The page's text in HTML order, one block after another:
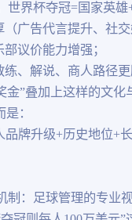
世界杯夺冠=国家英雄
广告代言提升、社交
议价能力增强；
、解说、商人路径更
金”叠加上这样的文化
：
品牌升级+历史地位+
制：足球管理的专业